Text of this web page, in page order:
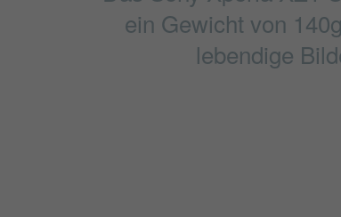
ein Gewicht von
lebendige